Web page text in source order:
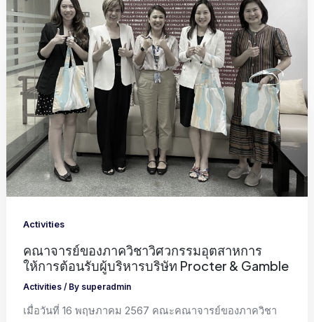
Activities
คณาจารย์ของภาควิชาวิศวกรรมอุตสาหการ
ให้การต้อนรับผู้บริหารบริษัท Procter & Gamble
Activities / By superadmin
เมื่อวันที่ 16 พฤษภาคม 2567 คณะคณาจารย์ของภาควิชา